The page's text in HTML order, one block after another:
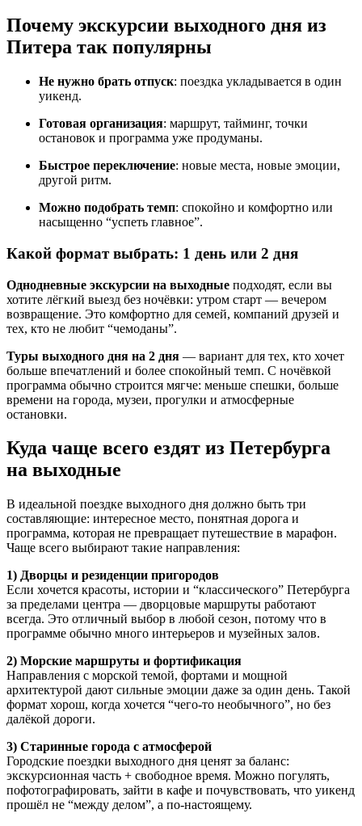
Почему экскурсии выходного дня из
Питера так популярны
Не нужно брать отпуск: поездка укладывается в один
уикенд.
Готовая организация: маршрут, тайминг, точки
остановок и программа уже продуманы.
Быстрое переключение: новые места, новые эмоции,
другой ритм.
Можно подобрать темп: спокойно и комфортно или
насыщенно “успеть главное”.
Какой формат выбрать: 1 день или 2 дня
Однодневные экскурсии на выходные подходят, если вы
хотите лёгкий выезд без ночёвки: утром старт — вечером
возвращение. Это комфортно для семей, компаний друзей и
тех, кто не любит “чемоданы”.
Туры выходного дня на 2 дня — вариант для тех, кто хочет
больше впечатлений и более спокойный темп. С ночёвкой
программа обычно строится мягче: меньше спешки, больше
времени на города, музеи, прогулки и атмосферные
остановки.
Куда чаще всего ездят из Петербурга
на выходные
В идеальной поездке выходного дня должно быть три
составляющие: интересное место, понятная дорога и
программа, которая не превращает путешествие в марафон.
Чаще всего выбирают такие направления:
1) Дворцы и резиденции пригородов
Если хочется красоты, истории и “классического” Петербурга
за пределами центра — дворцовые маршруты работают
всегда. Это отличный выбор в любой сезон, потому что в
программе обычно много интерьеров и музейных залов.
2) Морские маршруты и фортификация
Направления с морской темой, фортами и мощной
архитектурой дают сильные эмоции даже за один день. Такой
формат хорош, когда хочется “чего-то необычного”, но без
далёкой дороги.
3) Старинные города с атмосферой
Городские поездки выходного дня ценят за баланс:
экскурсионная часть + свободное время. Можно погулять,
пофотографировать, зайти в кафе и почувствовать, что уикенд
прошёл не “между делом”, а по-настоящему.